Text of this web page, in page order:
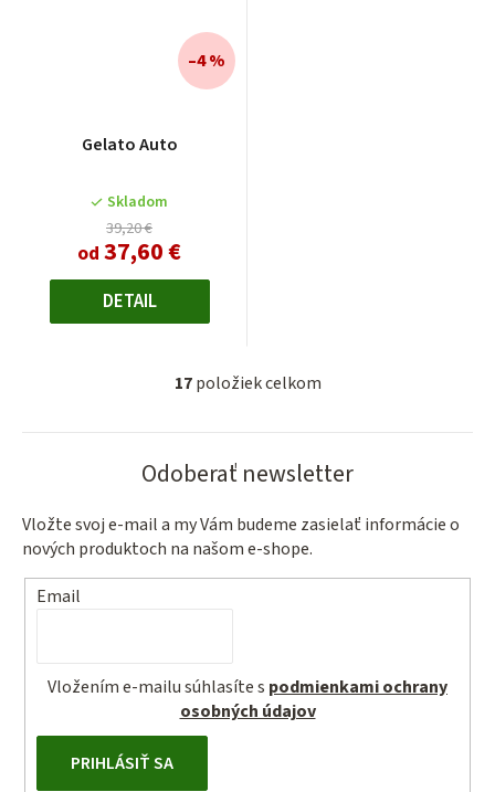
Gelato Auto
Skladom
39,20 €
od 37,60 €
–4 %
DETAIL
O
á
a
c
i
v
k
17položiek celkom
Odoberať newsletter
Vložte svoj e-mail a my Vám budeme zasielať informácie o
nových produktoch na našom e-shope.
Email
Vložením e-mailu súhlasíte s podmienkami ochrany
osobných údajov
PRIHLÁSIŤ SA